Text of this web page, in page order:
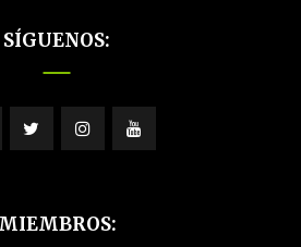
SÍGUENOS:
MIEMBROS: